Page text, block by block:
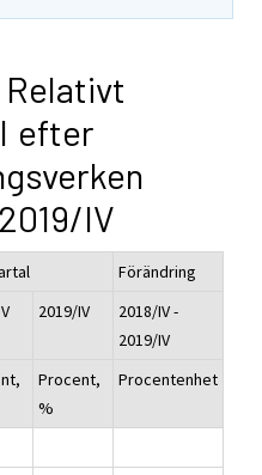
efter
IV
Förändring
2019/IV
2018/IV -
2019/IV
Procent,
%
Procentenhet